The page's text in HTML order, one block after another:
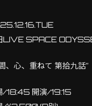
LIVE SPACE
、心、重ねて 第拾九話”
/18:45 開演/19:15